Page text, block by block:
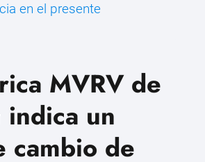
en el presente
MVRV de
indica un
cambio de